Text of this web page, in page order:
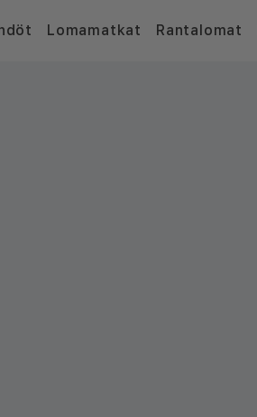
Lomamatkat Rantalomat